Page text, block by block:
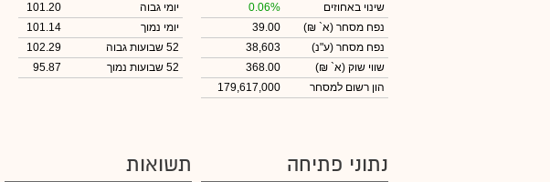
שינוי באחוזים
0.06%
נפח מסחר (א` ₪)
39.00
נפח מסחר (ע"נ)
38,603
שווי שוק (א` ₪)
368.00
הון רשום למסחר
179,617,000
יומי גבוה
101.20
יומי נמוך
101.14
52 שבועות גבוה
102.29
52 שבועות נמוך
95.87
נתוני פתיחה תשואות